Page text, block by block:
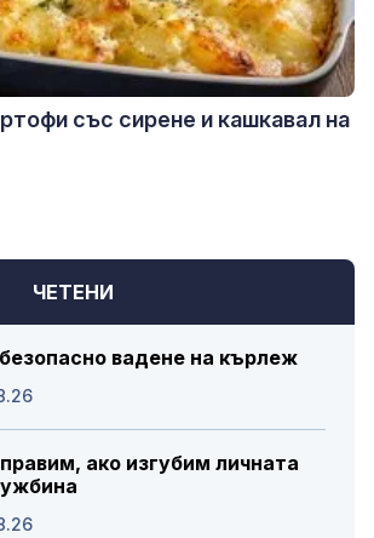
ЧЕТЕНИ
вадене на кърлеж
ако изгубим личната
със сирене и кашкавал на